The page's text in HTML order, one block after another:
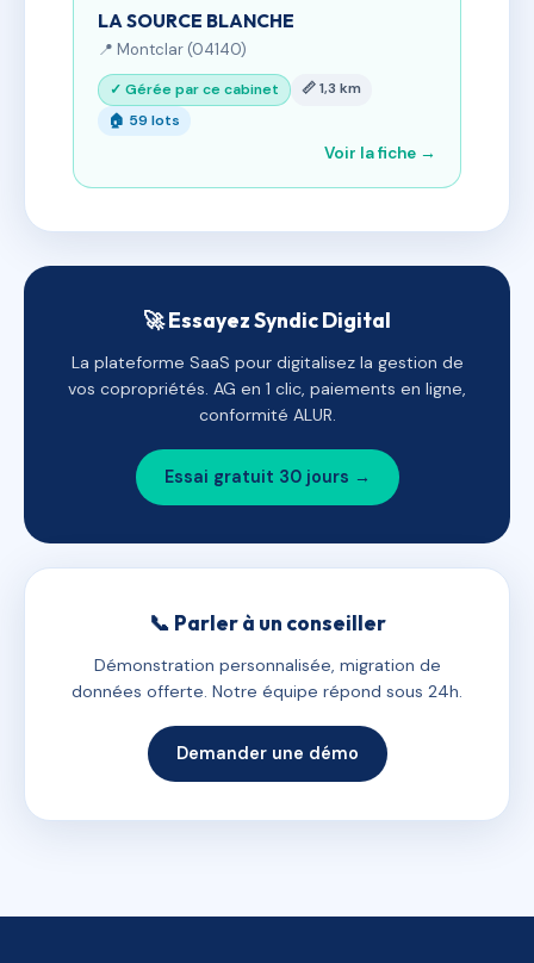
LA SOURCE BLANCHE
📍 Montclar (04140)
✓ Gérée par ce cabinet
📏 1,3 km
🏠 59 lots
Voir la fiche →
🚀 Essayez Syndic Digital
La plateforme SaaS pour digitalisez la gestion de
vos copropriétés. AG en 1 clic, paiements en ligne,
conformité ALUR.
Essai gratuit 30 jours →
📞 Parler à un conseiller
Démonstration personnalisée, migration de
données offerte. Notre équipe répond sous 24h.
Demander une démo